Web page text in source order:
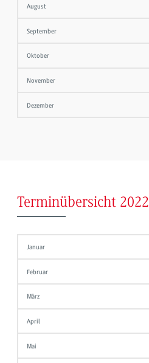
August
September
Oktober
November
Dezember
Terminübersicht 2022
Januar
Februar
März
April
Mai